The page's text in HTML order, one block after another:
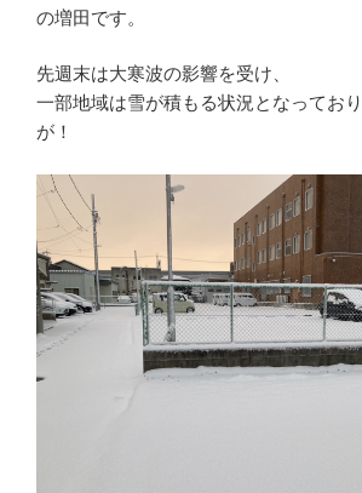
の増田です。
先週末は大寒波の影響を受け、
一部地域は雪が積もる状況となってお
が！